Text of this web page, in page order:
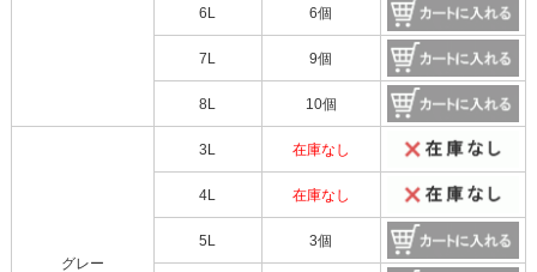
6L 6個
7L 9個
8L 10個
グレー
3L 在庫なし
4L 在庫なし
5L 3個